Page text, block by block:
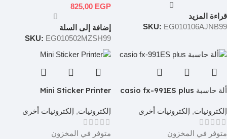
قراءة المزيد
SKU: EG010106AJNB99
825,00 EGP
إضافة إلى السلة
SKU: EG010502MZSH99
ألة حاسبة casio fx-991ES plus
إلكترونيات, إلكترونيات أخرى
متوفر في المخزون
Mini Sticker Printer
إلكترونيات, إلكترونيات أخرى
متوفر في المخزون